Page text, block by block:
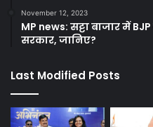
November 12, 2023
MP news: सट्टा बाजार में
सरकार, जानिए?
Last Modified Posts